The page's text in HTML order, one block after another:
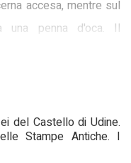
accesa, mentre sul
una penna d'oca. Il
e da due fronde
la data di esecuzione
dell'autore.
che ritrae l'erudito
del Castello di Udine.
Stampe Antiche. I